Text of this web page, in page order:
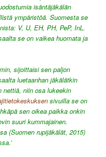
isäntäjäkälän
ympäristöä. Suomesta se
V, U, EH, PH, PeP, InL.
se on vaikea huomata ja
sijoittaisi sen paljon
luetaanhan jäkälätkin
nettiä, niin osa lukeekin
sivuilla se on
sen oikea paikka onkin
suuri kummajainen.
(Suomen rupijäkälät, 2015)